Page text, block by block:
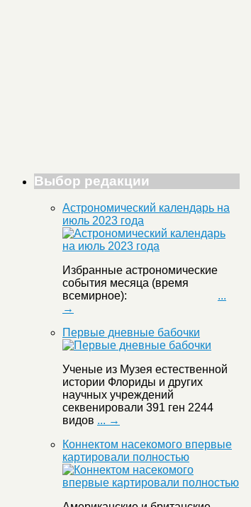
Выбор редакции
Астрономический календарь на
июль 2023 года
Избранные астрономические
события месяца (время
всемирное): ...
→
Первые дневные бабочки
Ученые из Музея естественной
истории Флориды и других
научных учреждений
секвенировали 391 ген 2244
видов ... →
Коннектом насекомого впервые
картировали полностью